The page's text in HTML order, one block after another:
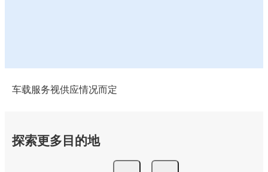
车载服务视供应情况而定
探索更多目的地